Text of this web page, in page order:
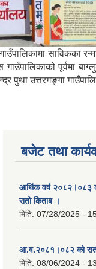
गाउँपालिकामा
पूर्वमा
पुथा उत्तरगङ्गा
बजेट तथा
आर्थिक वर्ष २०८२।०८३
रातो किताब ।
मिति: 07/28/2025 -
आ.व.२०८१।०८२ को
मिति: 08/06/2024 -